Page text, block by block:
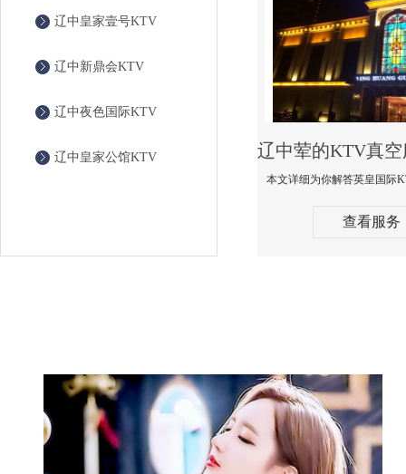
辽中皇家壹号KTV
辽中新鼎会KTV
辽中夜色国际KTV
辽中皇家公馆KTV
查看服务